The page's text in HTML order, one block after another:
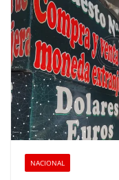
NACIONAL